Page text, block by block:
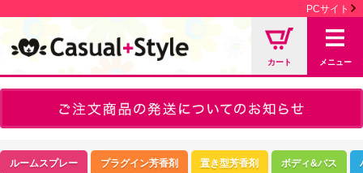
PCサイト
カート メニュー
ルームスプレー プラグイン芳香剤 置き型芳香剤 ボディ&バス